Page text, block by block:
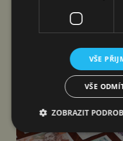
ČNB NEZMĚNILA
VŠE
VŠE
ZOBRAZIT